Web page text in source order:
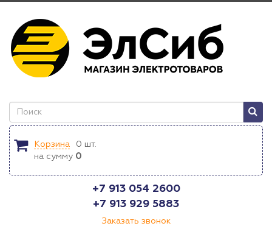
Корзина 0 шт.
на сумму 0
+7 913 054 2600
+7 913 929 5883
Заказать звонок